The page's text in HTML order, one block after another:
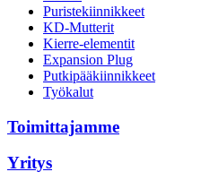
Puristekiinnikkeet
KD-Mutterit
Kierre-elementit
Expansion Plug
Putkipääkiinnikkeet
Työkalut
Toimittajamme
Yritys